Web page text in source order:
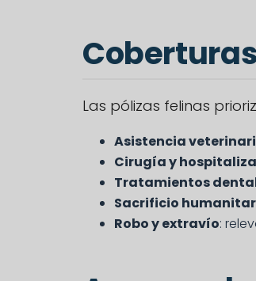
Las pólizas felinas
Asistencia
Cirugía y
Tratamientos
Sacrificio
Robo y extravío: